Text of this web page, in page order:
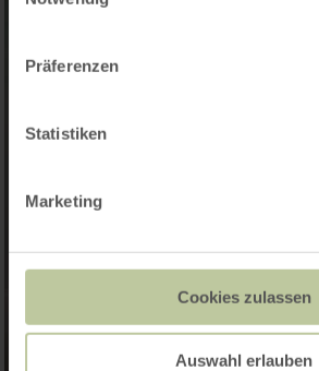
Präferenzen
Statistiken
Marketing
Cookies zulassen
Auswahl erlauben